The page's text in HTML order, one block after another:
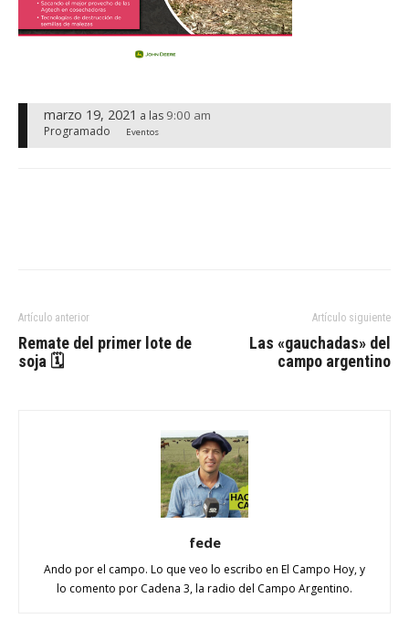
marzo 19, 2021 a las 9:00 am
Programado Eventos
Artículo anterior
Remate del primer lote de
soja 🗓
Artículo siguiente
Las «gauchadas» del
campo argentino
fede
Ando por el campo. Lo que veo lo escribo en El Campo Hoy, y
lo comento por Cadena 3, la radio del Campo Argentino.